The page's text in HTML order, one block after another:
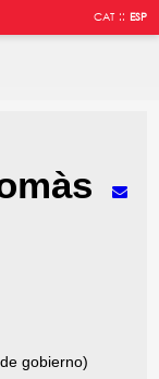
CAT::ESP
gobierno)